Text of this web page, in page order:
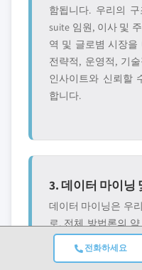
전화하세요
함됩니다. 우리의
suite 임원, 이사 및
역 및 글로볌 시장을
전략적, 운영적, 기
인사이트와 신뢰할
합니다.
3. 데이터 마이닝
데이터 마이닝은 우
로, 전체 방법론의
이어의 수익 점유율
계 트렌드 식별, 거